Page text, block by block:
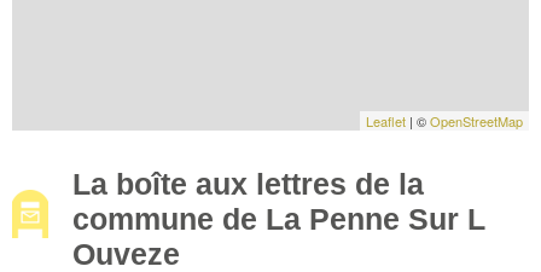
Leaflet | ©OpenStreetMap
La boîte aux lettres de la
commune de La Penne Sur L
Ouveze